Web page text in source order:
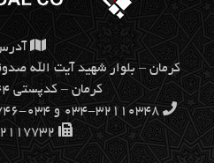
كرمان – بلوار شهيد آيت الله
كرمان – کدپستی ۷۶۱۷۹۱۹۱۴۴
۰۳۴-۳۲۱۱۰۳۴۸ و ۰۳۴-۳۲۱۱۷۷۴۶ ۰۳۴-۳۲۱۱۷۷۴۷
۰۳۴-۳۲۱۱۷۷۳۲